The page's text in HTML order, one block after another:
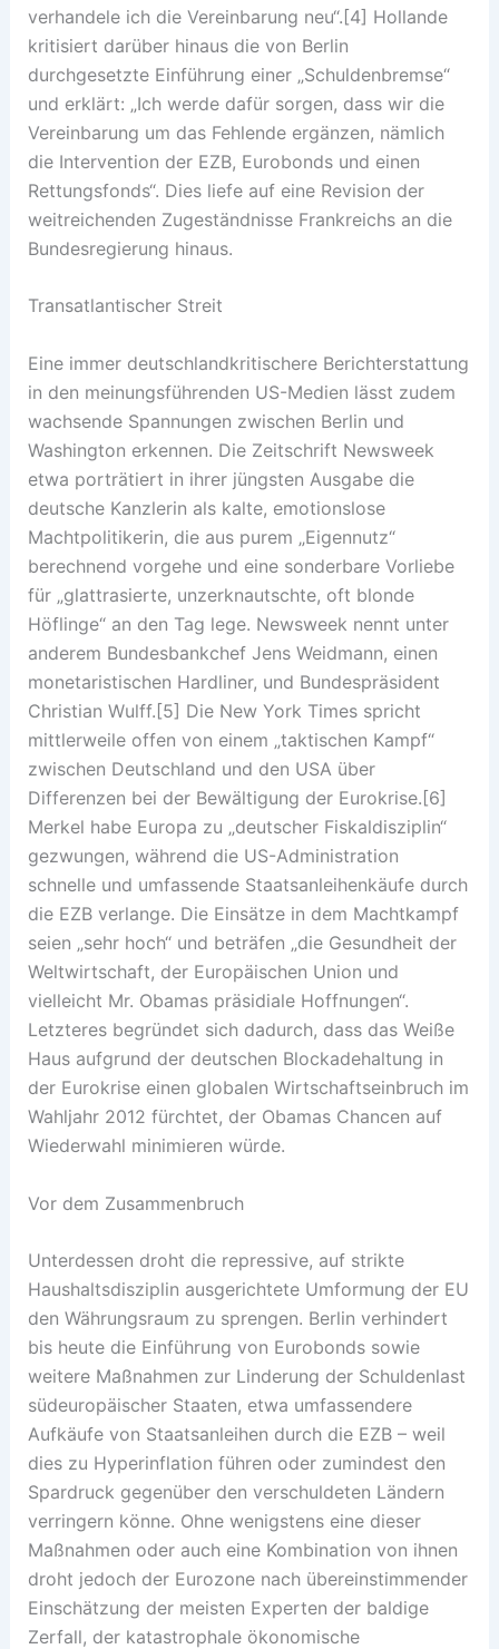
verhandele ich die Vereinbarung neu“.[4] Hollande
kritisiert darüber hinaus die von Berlin
durchgesetzte Einführung einer „Schuldenbremse“
und erklärt: „Ich werde dafür sorgen, dass wir die
Vereinbarung um das Fehlende ergänzen, nämlich
die Intervention der EZB, Eurobonds und einen
Rettungsfonds“. Dies liefe auf eine Revision der
weitreichenden Zugeständnisse Frankreichs an die
Bundesregierung hinaus.
Transatlantischer Streit
Eine immer deutschlandkritischere Berichterstattung
in den meinungsführenden US-Medien lässt zudem
wachsende Spannungen zwischen Berlin und
Washington erkennen. Die Zeitschrift Newsweek
etwa porträtiert in ihrer jüngsten Ausgabe die
deutsche Kanzlerin als kalte, emotionslose
Machtpolitikerin, die aus purem „Eigennutz“
berechnend vorgehe und eine sonderbare Vorliebe
für „glattrasierte, unzerknautschte, oft blonde
Höflinge“ an den Tag lege. Newsweek nennt unter
anderem Bundesbankchef Jens Weidmann, einen
monetaristischen Hardliner, und Bundespräsident
Christian Wulff.[5] Die New York Times spricht
mittlerweile offen von einem „taktischen Kampf“
zwischen Deutschland und den USA über
Differenzen bei der Bewältigung der Eurokrise.[6]
Merkel habe Europa zu „deutscher Fiskaldisziplin“
gezwungen, während die US-Administration
schnelle und umfassende Staatsanleihenkäufe durch
die EZB verlange. Die Einsätze in dem Machtkampf
seien „sehr hoch“ und beträfen „die Gesundheit der
Weltwirtschaft, der Europäischen Union und
vielleicht Mr. Obamas präsidiale Hoffnungen“.
Letzteres begründet sich dadurch, dass das Weiße
Haus aufgrund der deutschen Blockadehaltung in
der Eurokrise einen globalen Wirtschaftseinbruch im
Wahljahr 2012 fürchtet, der Obamas Chancen auf
Wiederwahl minimieren würde.
Vor dem Zusammenbruch
Unterdessen droht die repressive, auf strikte
Haushaltsdisziplin ausgerichtete Umformung der EU
den Währungsraum zu sprengen. Berlin verhindert
bis heute die Einführung von Eurobonds sowie
weitere Maßnahmen zur Linderung der Schuldenlast
südeuropäischer Staaten, etwa umfassendere
Aufkäufe von Staatsanleihen durch die EZB – weil
dies zu Hyperinflation führen oder zumindest den
Spardruck gegenüber den verschuldeten Ländern
verringern könne. Ohne wenigstens eine dieser
Maßnahmen oder auch eine Kombination von ihnen
droht jedoch der Eurozone nach übereinstimmender
Einschätzung der meisten Experten der baldige
Zerfall, der katastrophale ökonomische